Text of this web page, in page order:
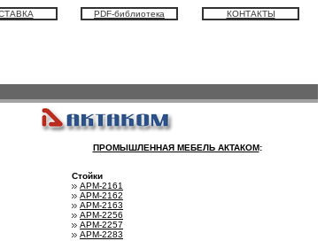
PDF-библиотека КОНТАКТЫ
ПРОМЫШЛЕННАЯ МЕБЕЛЬ АКТАКОМ:
Стойки
АРМ-2161
АРМ-2162
АРМ-2163
АРМ-2256
АРМ-2257
АРМ-2283